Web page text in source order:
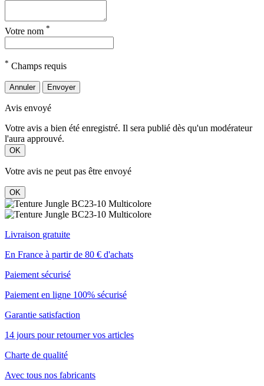
Votre nom *
* Champs requis
Annuler Envoyer
Avis envoyé
Votre avis a bien été enregistré. Il sera publié dès qu'un modérateur
l'aura approuvé.
OK
Votre avis ne peut pas être envoyé
OK
Livraison gratuite
En France à partir de 80 € d'achats
Paiement sécurisé
Paiement en ligne 100% sécurisé
Garantie satisfaction
14 jours pour retourner vos articles
Charte de qualité
Avec tous nos fabricants